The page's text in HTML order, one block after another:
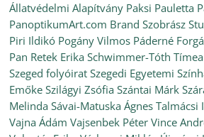
Állatvédelmi Alapítvány Paksi Pauletta
PanoptikumArt.com Brand Szobrász
Piri Ildikó Pogány Vilmos Páderné
Pan Retek Erika Schwimmer-Tóth Tímea
Szeged folyóirat Szegedi Egyetemi
Emőke Szilágyi Zsófia Szántai Márk
Melinda Sávai-Matuska Ágnes Talmácsi
Vajna Ádám Vajsenbek Péter Vince